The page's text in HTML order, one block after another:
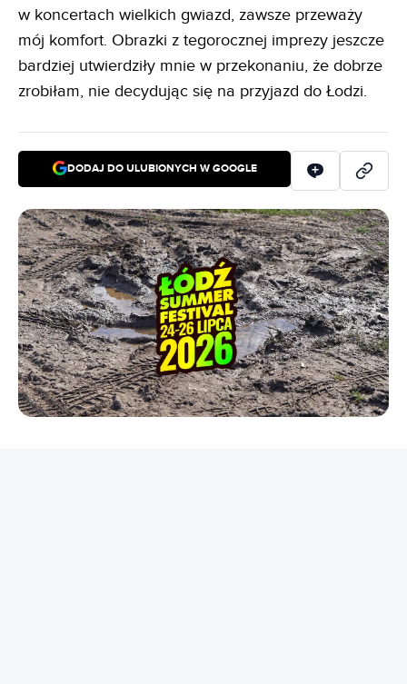
w koncertach wielkich gwiazd, zawsze przeważy
mój komfort. Obrazki z tegorocznej imprezy jeszcze
bardziej utwierdziły mnie w przekonaniu, że dobrze
zrobiłam, nie decydując się na przyjazd do Łodzi.
DODAJ DO ULUBIONYCH W GOOGLE